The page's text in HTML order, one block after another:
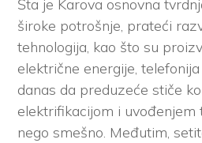
Šta je Karova osnovna
široke potrošnje, prateći
tehnologija, kao što su
električne energije,
danas da preduzeće stiče
elektrifikacijom i uvođenjem
nego smešno. Međutim,